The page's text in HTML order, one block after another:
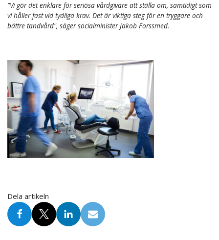
"Vi gör det enklare för seriösa vårdgivare att ställa om, samtidigt som
vi håller fast vid tydliga krav. Det är viktiga steg för en tryggare och
bättre tandvård", säger socialminister Jakob Forssmed.
Dela artikeln